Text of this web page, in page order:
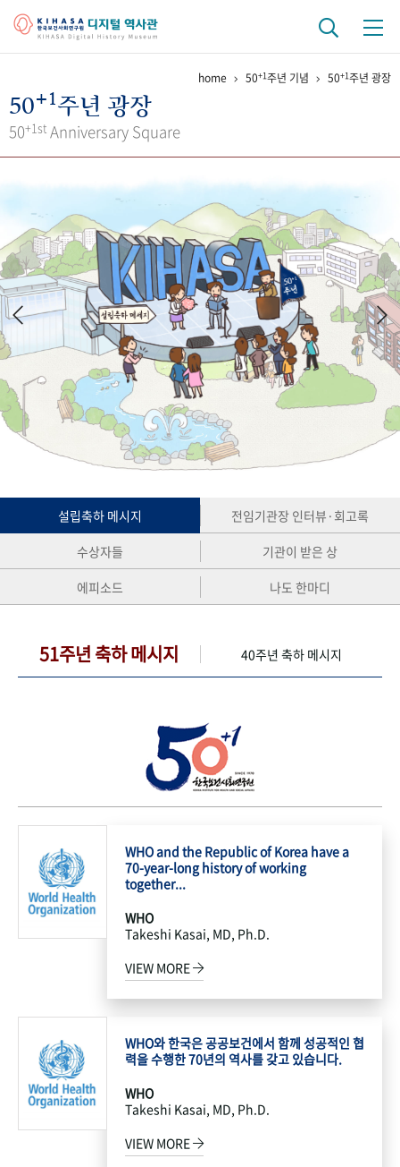
걸어온 길 기관 변천사
키워드로 보는 연구 역사
연구자들
간행물 변천사
기록물 아카이브
사진 아카이브 문서 기록물 행정박물 영상 기록물
50+1 주년 기념
성과 50선 숫자로 보는 50년 50
주년 광장
세계와 함께 한 KIHASA
VR 역사관
home 50+1주년 기념 50+1주년 광장
50+1주년 광장
50+1st Anniversary Square
설립축하 메시지
전임기관장 인터뷰·회고록
수상자들
기관이 받은 상
에피소드
나도 한마디
51주년 축하 메시지 40주년 축하 메시지
WHO and the Republic of Korea have a
70-year-long history of working
together...
WHO
Takeshi Kasai, MD, Ph.D.
VIEW MORE
WHO와 한국은 공공보건에서 함께 성공적인 협
력을 수행한 70년의 역사를 갖고 있습니다.
WHO
Takeshi Kasai, MD, Ph.D.
VIEW MORE